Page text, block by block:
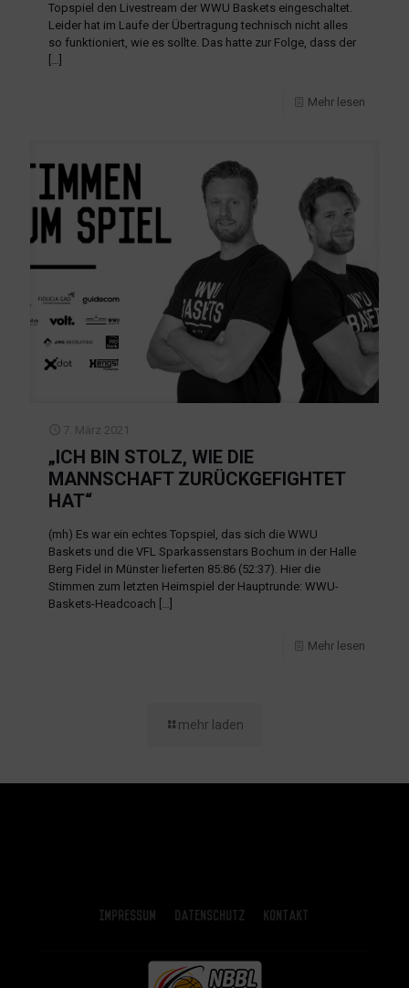
Topspiel den Livestream der WWU Baskets eingeschaltet.
Leider hat im Laufe der Übertragung technisch nicht alles
so funktioniert, wie es sollte. Das hatte zur Folge, dass der
[…]
Mehr lesen
7. März 2021
„ICH BIN STOLZ, WIE DIE
MANNSCHAFT ZURÜCKGEFIGHTET
HAT“
(mh) Es war ein echtes Topspiel, das sich die WWU
Baskets und die VFL Sparkassenstars Bochum in der Halle
Berg Fidel in Münster lieferten 85:86 (52:37). Hier die
Stimmen zum letzten Heimspiel der Hauptrunde: WWU-
Baskets-Headcoach […]
Mehr lesen
mehr laden
Impressum Datenschutz Kontakt